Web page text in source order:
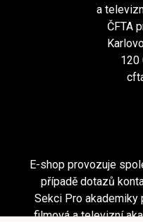
a
ČFTA
120
E-shop provozuje
případě dotazů
Sekci Pro
filmová a televizní